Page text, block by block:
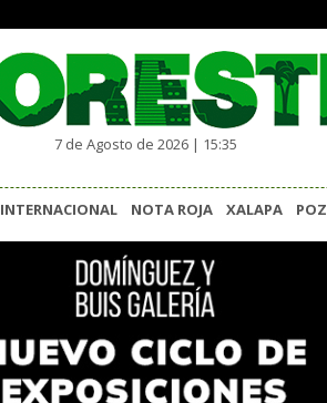
7 de Agosto de 2026 | 15:35
INTERNACIONAL NOTA ROJA XALAPA